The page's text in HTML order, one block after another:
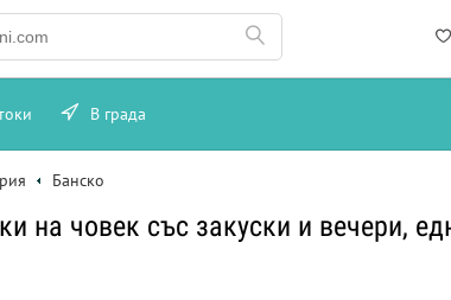
В града
Банско
на човек със закуски и вечери,